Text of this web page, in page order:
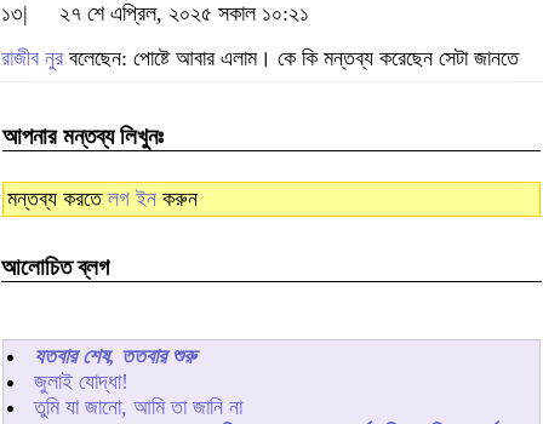
১৩|
২৭ শে এপ্রিল, ২০২৫ সকাল ১০:২১
রাজীব নুর বলেছেন: পোষ্টে আবার এলাম। কে কি মন্তব্য করেছেন সেটা জানতে
আপনার মন্তব্য লিখুনঃ
মন্তব্য করতে লগ ইন করুন
আলোচিত ব্লগ
যতবার শেষ, ততবার শুরু
জুলাই যোদ্ধা!
তুমি যা জানো, আমি তা জানি না